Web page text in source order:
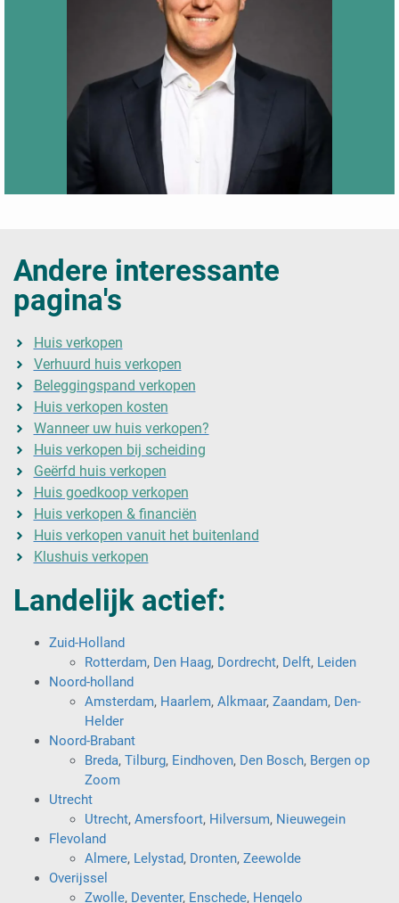
Andere interessante
pagina's
Huis verkopen
Verhuurd huis verkopen
Beleggingspand verkopen
Huis verkopen kosten
Wanneer uw huis verkopen?
Huis verkopen bij scheiding
Geërfd huis verkopen
Huis goedkoop verkopen
Huis verkopen & financiën
Huis verkopen vanuit het buitenland
Klushuis verkopen
Landelijk actief:
Zuid-Holland
Rotterdam, Den Haag, Dordrecht, Delft, Leiden
Noord-holland
Amsterdam, Haarlem, Alkmaar, Zaandam, Den-
Helder
Noord-Brabant
Breda, Tilburg, Eindhoven, Den Bosch, Bergen op
Zoom
Utrecht
Utrecht, Amersfoort, Hilversum, Nieuwegein
Flevoland
Almere, Lelystad, Dronten, Zeewolde
Overijssel
Zwolle, Deventer, Enschede, Hengelo